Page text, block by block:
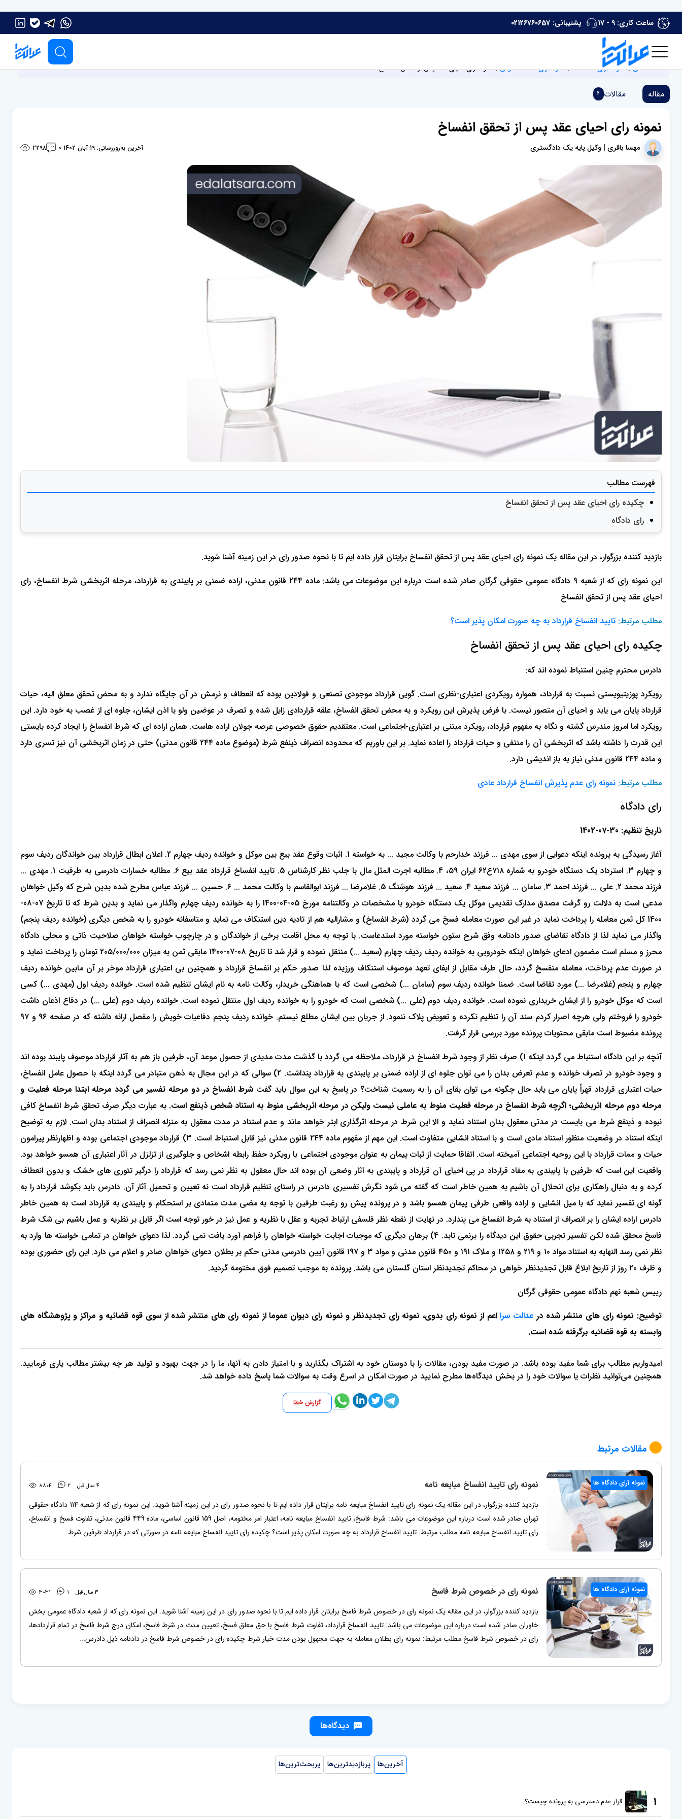
ساعت کاری: 9 - 17 پشتیبانی: 02126760657
صفحه اصلی نمونه آرای دادگاه ها نمونه رای دادگاه حقوقی نمونه رای احیای عقد پس از تحقق انفساخ
مقاله مقالات 2
نمونه رای احیای عقد پس از تحقق انفساخ
مهسا باقری | وکیل پایه یک دادگستری آخرین به‌روزرسانی: 19 آبان 1402 0
2298
فهرست مطالب
چکیده رای احیای عقد پس از تحقق انفساخ
رای دادگاه
بازدید کننده بزرگوار، در این مقاله یک نمونه رای احیای عقد پس از تحقق انفساخ برایتان قرار داده ایم تا با نحوه صدور رای در این زمینه آشنا شوید.
این نمونه رای که از شعبه 9 دادگاه عمومی حقوقی گرگان صادر شده است درباره این موضوعات می باشد: ماده 244 قانون مدنی، اراده ضمنی بر پایبندی به قرارداد، مرحله اثربخشی شرط انفساخ، رای
احیای عقد پس از تحقق انفساخ
مطلب مرتبط: تایید انفساخ قرارداد به چه صورت امکان پذیر است؟
چکیده رای احیای عقد پس از تحقق انفساخ
دادرس محترم چنین استنباط نموده اند که:
رویکرد پوزیتیویستی نسبت به قرارداد، همواره رویکردی اعتباری-نظری است. گویی قرارداد موجودی تصنعی و فولادین بوده که انعطاف و نرمش در آن جایگاه ندارد و به محض تحقق معلق الیه، حیات
قرارداد پایان می یابد و احیای آن متصور نیست. با فرض پذیرش این رویکرد و به محض تحقق انفساخ، علقه قراردادی زایل شده و تصرف در عوضین ولو با اذن ایشان، جلوه ای از غصب به خود دارد. این
رویکرد اما امروز مندرس گشته و نگاه به مفهوم قرارداد، رویکرد مبتنی بر اعتباری-اجتماعی است. معتقدیم حقوق خصوصی عرصه جولان اراده هاست. همان اراده ای که شرط انفساخ را ایجاد کرده بایستی
این قدرت را داشته باشد که اثربخشی آن را منتفی و حیات قرارداد را اعاده نماید. بر این باوریم که محدوده انصراف ذینفع شرط (موضوع ماده ۲۴۴ قانون مدنی) حتی در زمان اثربخشی آن نیز تسری دارد
و ماده 244 قانون مدنی نیاز به باز اندیشی دارد.
مطلب مرتبط: نمونه رای عدم پذیرش انفساخ قرارداد عادی
رای دادگاه
تاریخ تنظیم: 30-07-1402
آغاز رسیدگی به پرونده اینکه دعوایی از سوی مهدی ... فرزند خدارحم با وکالت مجید ... به خواسته 1. اثبات وقوع عقد بیع بین موکل و خوانده ردیف چهارم 2. اعلان ابطال قرارداد بین خواندگان ردیف سوم
و چهارم 3. استرداد یک دستگاه خودرو به شماره ۷۱۸ع۶۲ ایران ۵۹، 4. مطالبه اجرت المثل مال با جلب نظر کارشناس 5. تایید انفساخ قرارداد عقد بیع 6. مطالبه خسارات دادرسی به طرفیت 1. مهدی ...
فرزند محمد 2. علی ... فرزند احمد 3. سامان ... فرزند سعید 4. سعید ... فرزند هوشنگ 5. غلامرضا ... فرزند ابوالقاسم با وکالت محمد ... 6. حسین ... فرزند عباس مطرح شده بدین شرح که وکیل خواهان
مدعی است به دلالت رو گرفت مصدق مدارک تقدیمی موکل یک دستگاه خودرو با مشخصات در وکالتنامه مورخ 05-04-1400 را به خوانده ردیف چهارم واگذار می نماید و بدین شرط که تا تاریخ 07-08-
1400 کل ثمن معامله را پرداخت نماید در غیر این صورت معامله فسخ می گردد (شرط انفساخ) و مشارالیه هم از تادیه دین استنکاف می نماید و متاسفانه خودرو را به شخص دیگری (خوانده ردیف پنجم)
واگذار می نماید لذا از دادگاه تقاضای صدور دادنامه وفق شرح ستون خواسته مورد استدعاست. با توجه به محل اقامت برخی از خواندگان و در چارچوب خواسته خواهان صلاحیت ذاتی و محلی دادگاه
محرز و مسلم است مضمون ادعای خواهان اینکه خودرویی به خوانده ردیف ردیف چهارم (سعید ...) منتقل نموده و قرار شد تا تاریخ 08-07-1400 مابقی ثمن به میزان ۲۰۵/۰۰۰/۰۰۰ تومان را پرداخت نماید و
در صورت عدم پرداخت، معامله منفسخ گردد، حال طرف مقابل از ایفای تعهد موصوف استنکاف ورزیده لذا صدور حکم بر انفساخ قرارداد و همچنین بی اعتباری قرارداد موخر بر آن مابین خوانده ردیف
چهارم و پنجم (غلامرضا ...) مورد تقاضا است. ضمنا خوانده ردیف سوم (سامان ...) شخصی است که با هماهنگی خریدار، وکالت نامه به نام ایشان تنظیم شده است. خوانده ردیف اول (مهدی ...) کسی
است که موکل خودرو را از ایشان خریداری نموده است. خوانده ردیف دوم (علی ...) شخصی است که خودرو را به خوانده ردیف اول منتقل نموده است. خوانده ردیف دوم (علی ...) در دفاع اذعان داشت
خودرو را فروختم ولی هرچه اصرار کردم سند آن را تنظیم نکرده و تعویض پلاک ننمود. از جریان بین ایشان مطلع نیستم. خوانده ردیف پنجم دفاعیات خویش را مفصل ارائه داشته که در صفحه ۹۶ و ۹۷
پرونده مضبوط است مابقی محتویات پرونده مورد بررسی قرار گرفت.
آنچه بر این دادگاه استنباط می گردد اینکه 1) صرف نظر از وجود شرط انفساخ در قرارداد، ملاحظه می گردد با گذشت مدت مدیدی از حصول موعد آن، طرفین باز هم به آثار قرارداد موصوف پایبند بوده اند
و وجود خودرو در تصرف خوانده و عدم تعرض بدان را می توان جلوه ای از اراده ضمنی بر پایبندی به قرارداد پنداشت. 2) سوالی که در این مجال به ذهن متبادر می گردد اینکه با حصول عامل انفساخ،
حیات اعتباری قرارداد قهراً پایان می یابد حال چگونه می توان بقای آن را به رسمیت شناخت؟ در پاسخ به این سوال باید گفت شرط انفساخ در دو مرحله تفسیر می گردد مرحله ابتدا مرحله فعلیت و
مرحله دوم مرحله اثربخشی؛ اگرچه شرط انفساخ در مرحله فعلیت منوط به عاملی نیست ولیکن در مرحله اثربخشی منوط به استناد شخص ذینفع است. به عبارت دیگر صرف تحقق شرط انفساخ کافی
نبوده و ذینفع شرط می بایست در مدتی معقول بدان استناد نماید و الا این شرط در مرحله اثرگذاری ابتر خواهد ماند و عدم استناد در مدت معقول به منزله انصراف از استناد بدان است. لازم به توضیح
اینکه استناد در وضعیت منظور استناد مادی است و با استناد انشایی متفاوت است. این مهم از مفهوم ماده ۲۴۴ قانون مدنی نیز قابل استنباط است. 3) قرارداد موجودی اجتماعی بوده و اظهارنظر پیرامون
حیات و ممات قرارداد با این روحیه اجتماعی آمیخته است. اتفاقا حمایت از ثبات پیمان به عنوان موجودی اجتماعی با رویکرد حفظ رابطه اشخاص و جلوگیری از تزلزل در آثار اعتباری آن همسو خواهد بود.
واقعیت این است که طرفین با پایبندی به مفاد قرارداد در پی احیای آن قرارداد و پایبندی به آثار وضعی آن بوده اند حال معقول به نظر نمی رسد که قرارداد را درگیر تئوری های خشک و بدون انعطاف
کرده و به دنبال راهکاری برای انحلال آن باشیم به همین خاطر است که گفته می شود نگرش تفسیری دادرس در راستای تنظیم قرارداد است نه تعیین و تحمیل آثار آن. دادرس باید بکوشد قرارداد را به
گونه ای تفسیر نماید که با میل انشایی و اراده واقعی طرفی پیمان همسو باشد و در پرونده پیش رو رغبت طرفین با توجه به مضی مدت متمادی بر استحکام و پایبندی به قرارداد است به همین خاطر
دادرس اراده ایشان را بر انصراف از استناد به شرط انفساخ می پندارد. در نهایت از نقطه نظر فلسفی ارتباط تجربه و عقل با نظریه و عمل نیز در خور توجه است اگر قایل بر نظریه و عمل باشیم بی شک شرط
فاسخ محقق شده لكن تفسیر تجربی حقوق این دیدگاه را برنمی تابد. 4) برهان دیگری که موجبات اجابت خواسته خواهان را فراهم آورد یافت نمی گردد. لذا دعوای خواهان در تمامی خواسته ها وارد به
نظر نمی رسد النهایه به استناد مواد ۱۰ و ۲۱۹ و ۱۲۵۸ و ملاک ۱۹۱ و ۴۵۰ قانون مدنی و مواد ۳ و ۱۹۷ قانون آیین دادرسی مدنی حکم بر بطلان دعوای خواهان صادر و اعلام می دارد. این رای حضوری بوده
و ظرف ۲۰ روز از تاریخ ابلاغ قابل تجدیدنظر خواهی در محاکم تجدیدنظر استان گلستان می باشد. پرونده به موجب تصمیم فوق مختومه گردید.
رییس شعبه نهم دادگاه عمومی حقوقی گرگان
توضیح: نمونه رای های منتشر شده در عدالت سرااعم از نمونه رای بدوی، نمونه رای تجدیدنظر و نمونه رای دیوان عموما از نمونه رای های منتشر شده از سوی قوه قضائیه و مراکز و پژوهشگاه های
وابسته به قوه قضائیه برگرفته شده است.
امیدواریم مطالب برای شما مفید بوده باشد. در صورت مفید بودن، مقالات را با دوستان خود به اشتراک بگذارید و با امتیاز دادن به آنها، ما را در جهت بهبود و تولید هر چه بیشتر مطالب یاری فرمایید.
همچنین می‌توانید نظرات یا سوالات خود را در بخش دیدگاه‌ها مطرح نمایید در صورت امکان در اسرع وقت به سوالات شما پاسخ داده خواهد شد.
گزارش خطا
مقالات مرتبط
نمونه آرای دادگاه ها نمونه رای تایید انفساخ مبایعه نامه 4 سال قبل 2
8804
بازدید کننده بزرگوار، در این مقاله یک نمونه رای تایید انفساخ مبایعه نامه برایتان قرار داده ایم تا با نحوه صدور رای در این زمینه آشنا شوید. این نمونه رای که از شعبه 114 دادگاه حقوقی
تهران صادر شده است درباره این موضوعات می باشد: شرط فاسخ، تایید انفساخ مبایعه نامه، اعتبار امر مختومه، اصل 159 قانون اساسی، ماده 449 قانون مدنی، تفاوت فسخ و انفساخ،
رای تایید انفساخ مبایعه نامه مطلب مرتبط: تایید انفساخ قرارداد به چه صورت امکان پذیر است؟ چکیده رای تایید انفساخ مبایعه نامه در صورتی که در قرارداد طرفین شرط...
نمونه آرای دادگاه ها نمونه رای در خصوص شرط فاسخ 3 سال قبل 1
3031
بازدید کننده بزرگوار، در این مقاله یک نمونه رای در خصوص شرط فاسخ برایتان قرار داده ایم تا با نحوه صدور رای در این زمینه آشنا شوید. این نمونه رای که از شعبه دادگاه عمومی بخش
خاوران صادر شده است درباره این موضوعات می باشد: تایید انفساخ قرارداد، تفاوت شرط فاسخ با حق معلق فسخ، تعیین مدت در شرط فاسخ، امکان درج شرط فاسخ در تمام قراردادها،
رای در خصوص شرط فاسخ مطلب مرتبط: نمونه رای بطلان معامله به جهت مجهول بودن مدت خیار شرط چکیده رای در خصوص شرط فاسخ در دادنامه ذیل دادرس...
دیدگاه‌ها
آخرین‌ها پربازدیدترین‌ها پربحث‌ترین‌ها
1 قرار عدم دسترسی به پرونده چیست؟...